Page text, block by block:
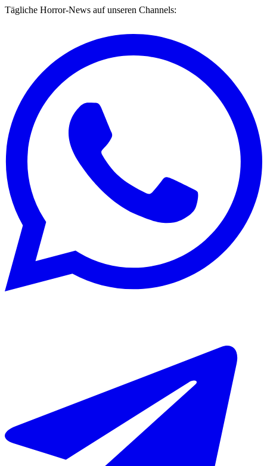
Tägliche Horror-News auf unseren Channels: